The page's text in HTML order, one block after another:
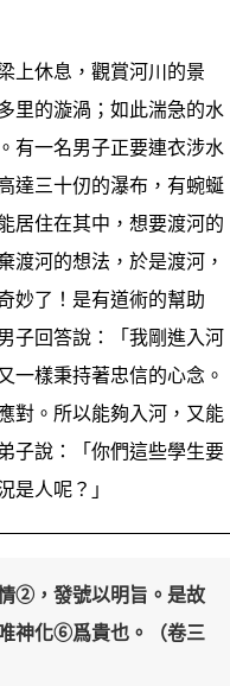
上休息，觀賞河川的景
里的漩渦；如此湍急的水
有一名男子正要連衣涉水
達三十仞的瀑布，有蜿蜒
居住在其中，想要渡河的
渡河的想法，於是渡河，
妙了！是有道術的幫助
子回答說：「我剛進入河
一樣秉持著忠信的心念。
對。所以能夠入河，又能
子說：「你們這些學生要
是人呢？」
②，發號以明旨。是故
神化⑥爲貴也。（卷三